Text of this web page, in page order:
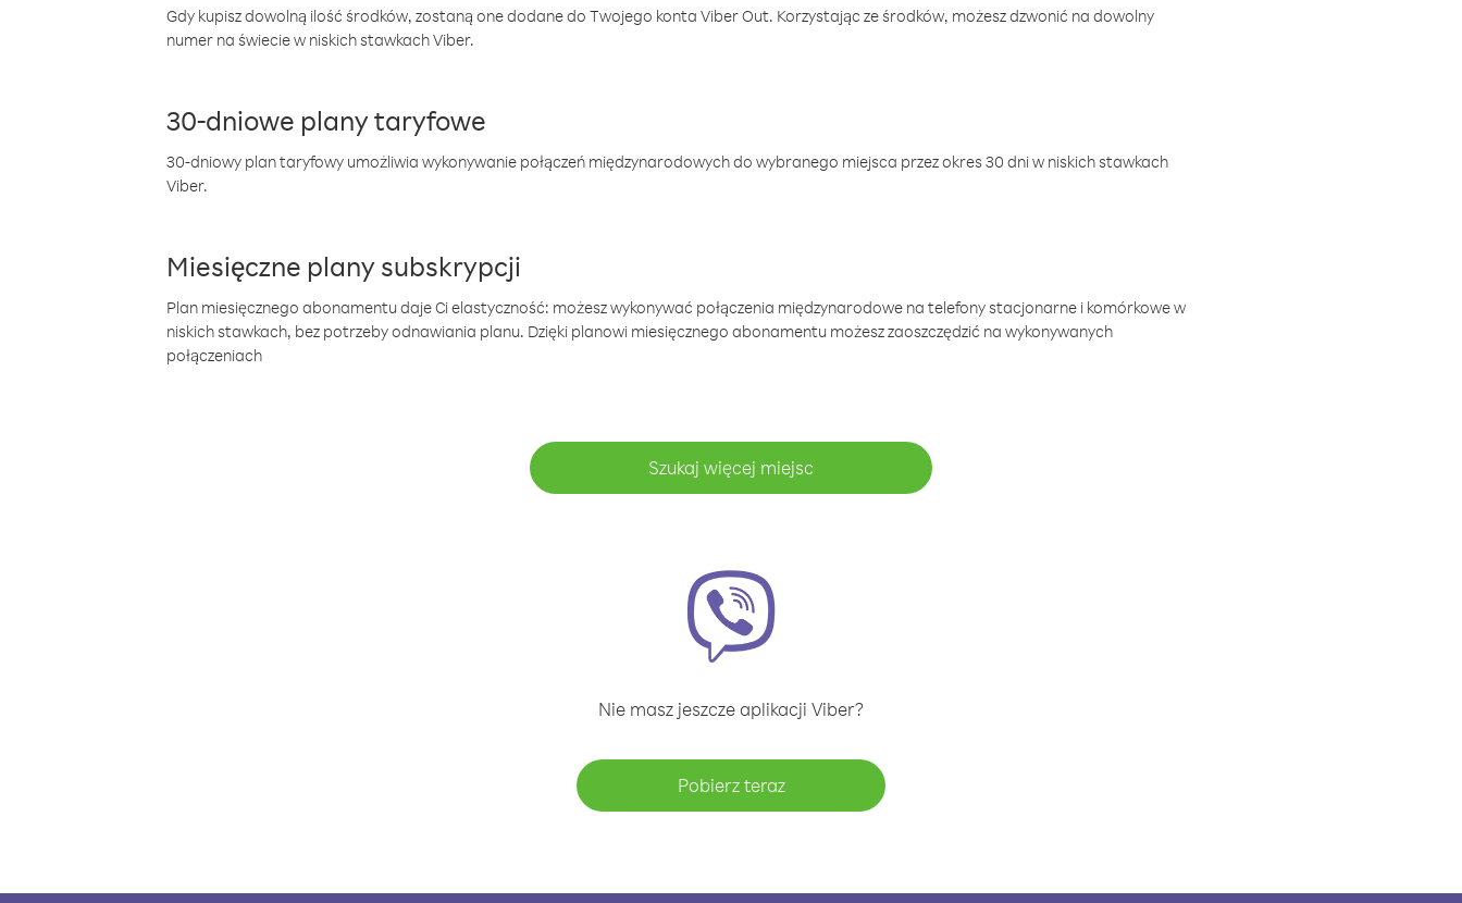
Gdy kupisz dowolną ilość środków, zostaną one dodane do Twojego konta Viber Out. Korzystając ze środków, możesz dzwonić na dowolny
numer na świecie w niskich stawkach Viber.
30-dniowe plany taryfowe
30-dniowy plan taryfowy umożliwia wykonywanie połączeń międzynarodowych do wybranego miejsca przez okres 30 dni w niskich stawkach
Viber.
Miesięczne plany subskrypcji
Plan miesięcznego abonamentu daje Ci elastyczność: możesz wykonywać połączenia międzynarodowe na telefony stacjonarne i komórkowe w
niskich stawkach, bez potrzeby odnawiania planu. Dzięki planowi miesięcznego abonamentu możesz zaoszczędzić na wykonywanych
połączeniach
Szukaj więcej miejsc
Nie masz jeszcze aplikacji Viber?
Pobierz teraz